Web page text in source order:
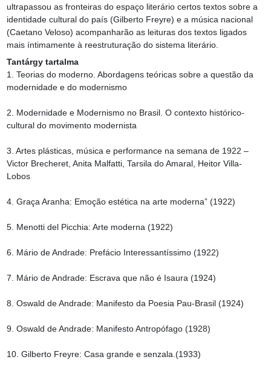
ultrapassou as fronteiras do espaço literário certos textos sobre a
identidade cultural do país (Gilberto Freyre) e a música nacional
(Caetano Veloso) acompanharão as leituras dos textos ligados
mais íntimamente à reestruturação do sistema literário.
Tantárgy tartalma
1. Teorias do moderno. Abordagens teóricas sobre a questão da
modernidade e do modernismo
2. Modernidade e Modernismo no Brasil. O contexto histórico-
cultural do movimento modernista
3. Artes plásticas, música e performance na semana de 1922 –
Victor Brecheret, Anita Malfatti, Tarsila do Amaral, Heitor Villa-
Lobos
4. Graça Aranha: Emoção estética na arte moderna” (1922)
5. Menotti del Picchia: Arte moderna (1922)
6. Mário de Andrade: Prefácio Interessantíssimo (1922)
7. Mário de Andrade: Escrava que não é Isaura (1924)
8. Oswald de Andrade: Manifesto da Poesia Pau-Brasil (1924)
9. Oswald de Andrade: Manifesto Antropófago (1928)
10. Gilberto Freyre: Casa grande e senzala.(1933)